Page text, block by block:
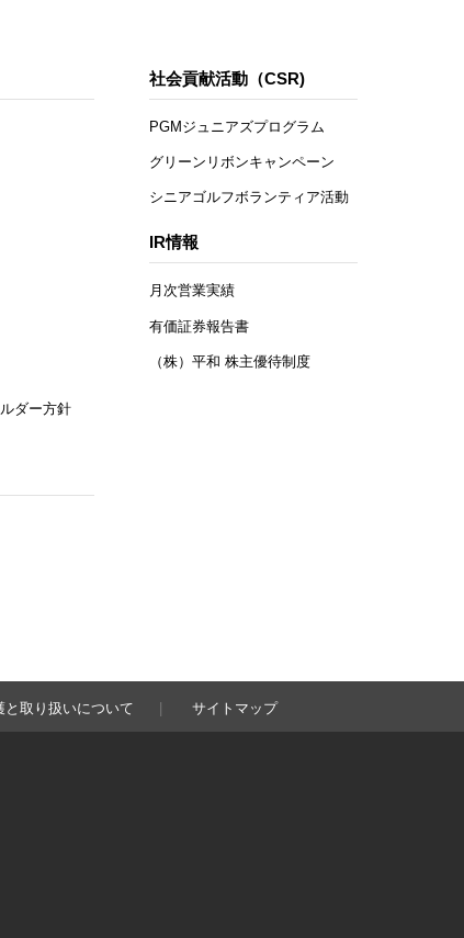
ダー方針
社会貢献活動（CSR)
PGMジュニアズプログラム
グリーンリボンキャンペーン
シニアゴルフボランティア活動
IR情報
月次営業実績
有価証券報告書
（株）平和 株主優待制度
と取り扱いについて サイトマップ